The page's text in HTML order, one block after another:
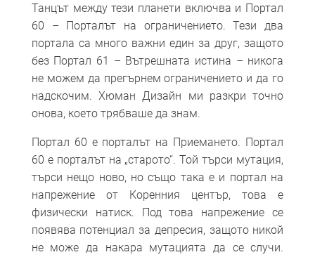
Танцът между тези планети включва и Портал
60 – Порталът на ограничението. Тези два
портала са много важни един за друг, защото
без Портал 61 – Вътрешната истина – никога
не можем да прегърнем ограничението и да го
надскочим. Хюман Дизайн ми разкри точно
онова, което трябваше да знам.
Портал 60 е порталът на Приемането. Портал
60 е порталът на „старото“. Той търси мутация,
търси нещо ново, но също така е и портал на
напрежение от Коренния център, това е
физически натиск. Под това напрежение се
появява потенциал за депресия, защото никой
не може да накара мутацията да се случи.